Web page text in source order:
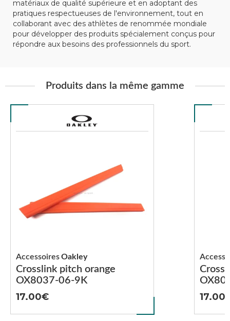
matériaux de qualité supérieure et en adoptant des
pratiques respectueuses de l'environnement, tout en
collaborant avec des athlètes de renommée mondiale
pour développer des produits spécialement conçus pour
répondre aux besoins des professionnels du sport.
Produits dans la même gamme
Crosslink pitch orange
OX8037-06-9K
AccessoiresOakley
17.00 17.00